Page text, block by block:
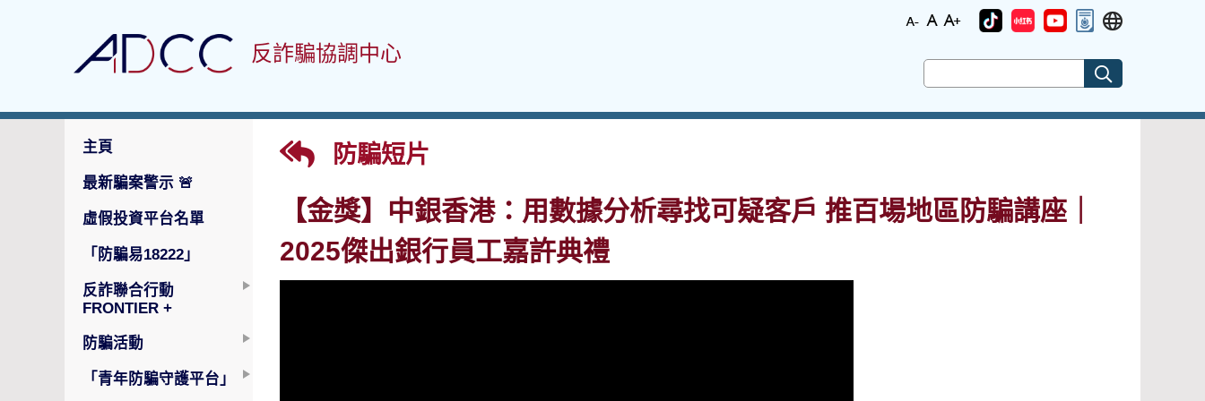
反詐騙協調中心
主頁
最新騙案警示 🚨
虛假投資平台名單
「防騙易18222」
反詐聯合行動
FRONTIER +
防騙活動
「青年防騙守護平台」
防騙短片
【金獎】中銀香港：用數據分析尋找可疑客戶 推百場地區防騙講座｜
2025傑出銀行員工嘉許典禮